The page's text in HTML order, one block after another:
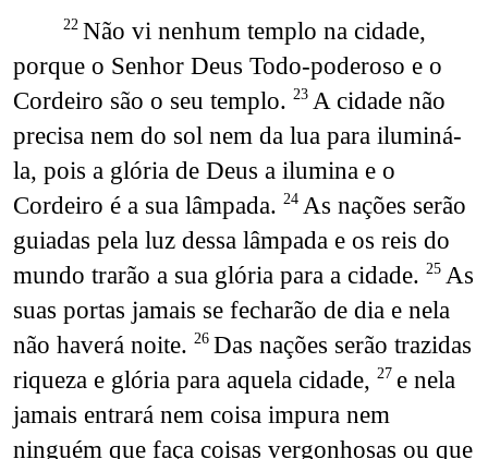
22 Não vi nenhum templo na cidade,
porque o Senhor Deus Todo-poderoso e o
Cordeiro são o seu templo. 23 A cidade não
precisa nem do sol nem da lua para iluminá-
la, pois a glória de Deus a ilumina e o
Cordeiro é a sua lâmpada. 24 As nações serão
guiadas pela luz dessa lâmpada e os reis do
mundo trarão a sua glória para a cidade. 25 As
suas portas jamais se fecharão de dia e nela
não haverá noite. 26 Das nações serão trazidas
riqueza e glória para aquela cidade, 27 e nela
jamais entrará nem coisa impura nem
ninguém que faça coisas vergonhosas ou que